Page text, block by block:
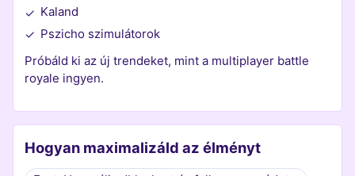
✓ Kaland
✓ Pszicho szimulátorok
Próbáld ki az új trendeket, mint a multiplayer battle
royale ingyen.
Hogyan maximalizáld az élményt